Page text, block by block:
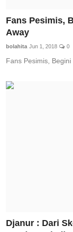
Fans Pesimis,
Away
bolahita Jun 1, 2018 0
Fans Pesimis,
Djanur : Dari